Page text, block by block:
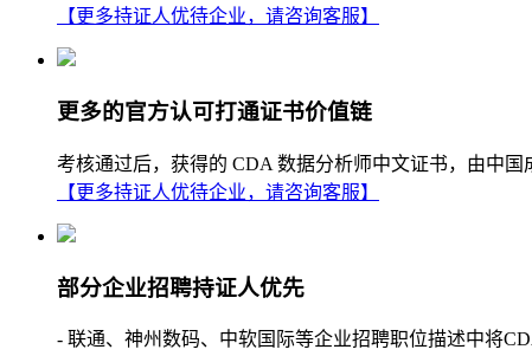
【更多持证人优待企业，请咨询客服】
更多的官方认可打通证书价值链
考核通过后，获得的 CDA 数据分析师中文证书，由中国
【更多持证人优待企业，请咨询客服】
部分企业招聘持证人优先
- 联通、神州数码、中软国际等企业招聘职位描述中将